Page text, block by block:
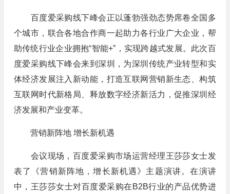
百度爱采购线下峰会正以蓬勃强劲态势席卷全国多
个城市，联合各地合作商一起助力各行业广大企业，帮
助传统行业企业拥抱“智能+”，实现跨越式发展。此次百
度爱采购线下峰会来到深圳，为深圳传统产业转型和实
体经济发展注入新动能，打造互联网营销新生态、构筑
互联网时代新格局、释放数字经济新活力，促推深圳经
济发展和产业变革。
营销新阵地 增长新机遇
会议现场，百度爱采购市场运营经理王莎莎女士发
表了《营销新阵地，增长新机遇》主题演讲。在演讲
中，王莎莎女士对百度爱采购在B2B行业的产品优势进